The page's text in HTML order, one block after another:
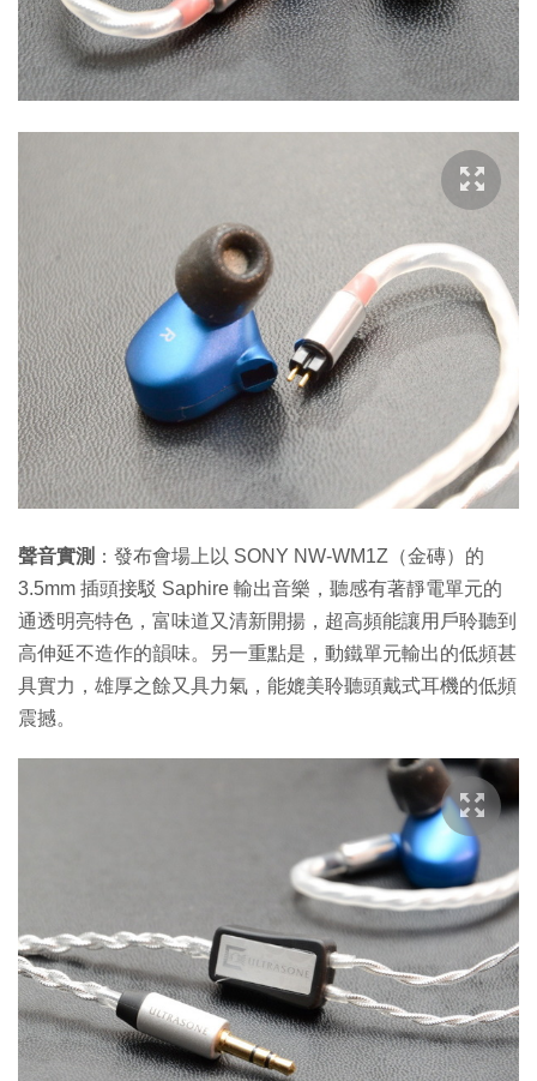
聲音實測 ：發布會場上以 SONY NW-WM1Z（金磚）的
3.5mm 插頭接駁 Saphire 輸出音樂，聽感有著靜電單元的
通透明亮特色，富味道又清新開揚，超高頻能讓用戶聆聽到
高伸延不造作的韻味。另一重點是，動鐵單元輸出的低頻甚
具實力，雄厚之餘又具力氣，能媲美聆聽頭戴式耳機的低頻
震撼。